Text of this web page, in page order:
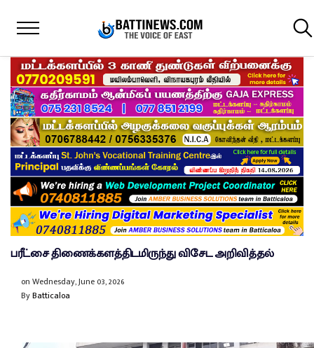
பரீட்சை திணைக்களத்திடமிருந்து விசேட அறிவித்தல்
on Wednesday, June 03, 2026
ByBatticaloa